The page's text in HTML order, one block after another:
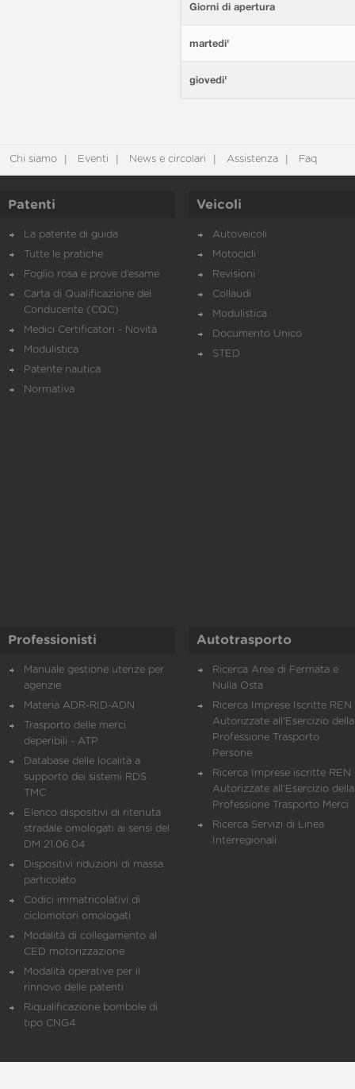
Giorni di apertura
martedi'
giovedi'
Chi siamo Eventi News e circolari Assistenza Faq
Patenti
La patente di guida
Tutte le pratiche
Foglio rosa e prove d’esame
Carta di Qualificazione del
Conducente (CQC)
Medici Certificatori - Novità
Modulistica
Patente nautica
Normativa
Veicoli
Autoveicoli
Motocicli
Revisioni
Collaudi
Modulistica
Documento Unico
STED
Professionisti
Manuale gestione utenze per
agenzie
Materia ADR-RID-ADN
Trasporto delle merci
deperibili - ATP
Database delle località a
supporto dei sistemi RDS
TMC
Elenco dispositivi di ritenuta
stradale omologati ai sensi del
DM 21.06.04
Dispositivi riduzioni di massa
particolato
Codici immatricolativi di
ciclomotori omologati
Modalità di collegamento al
CED motorizzazione
Modalità operative per il
rinnovo delle patenti
Riqualificazione bombole di
tipo CNG4
Autotrasporto
Ricerca Aree di Fermata e
Nulla Osta
Ricerca Imprese Iscritte REN
Autorizzate all'Esercizio della
Professione Trasporto
Persone
Ricerca Imprese iscritte REN
Autorizzate all'Esercizio della
Professione Trasporto Merci
Ricerca Servizi di Linea
Interregionali